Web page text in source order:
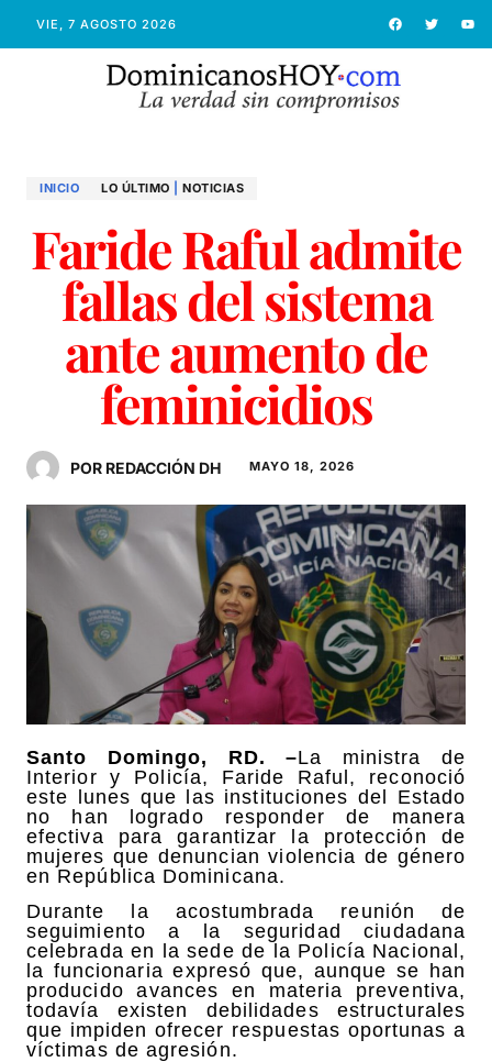
VIE, 7 AGOSTO 2026
INICIO LO ÚLTIMO NOTICIAS
Faride Raful admite
fallas del sistema
ante aumento de
feminicidios
POR REDACCIÓN DH MAYO 18, 2026
Santo Domingo, RD. –La ministra de
Interior y Policía, Faride Raful, reconoció
este lunes que las instituciones del Estado
no han logrado responder de manera
efectiva para garantizar la protección de
mujeres que denuncian violencia de género
en República Dominicana.
Durante la acostumbrada reunión de
seguimiento a la seguridad ciudadana
celebrada en la sede de la Policía Nacional,
la funcionaria expresó que, aunque se han
producido avances en materia preventiva,
todavía existen debilidades estructurales
que impiden ofrecer respuestas oportunas a
víctimas de agresión.